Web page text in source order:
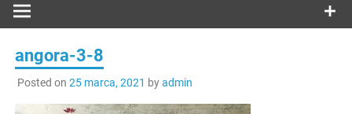
angora-3-8
Posted on 25 marca, 2021 byadmin